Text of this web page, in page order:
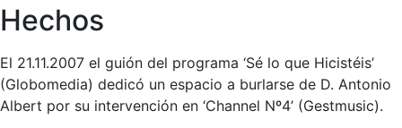
Hechos
El 21.11.2007 el guión del programa ‘Sé lo que Hicistéis’
(Globomedia) dedicó un espacio a burlarse de D. Antonio
Albert por su intervención en ‘Channel Nº4’ (Gestmusic).